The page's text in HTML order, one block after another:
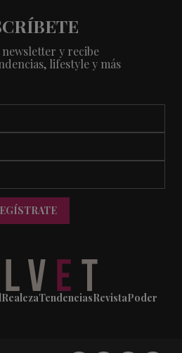
y recibe
lifestyle y más
RealezaTendenciasRevistaPoder